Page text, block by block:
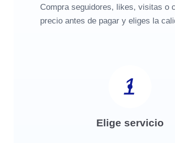
Compra seguidores, likes, visitas o
precio antes de pagar y eliges la
1
Elige servicio